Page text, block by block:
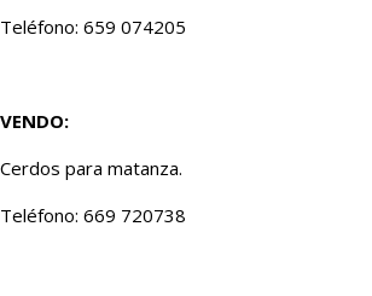
Teléfono: 659 074205
VENDO:
Cerdos para matanza.
Teléfono: 669 720738